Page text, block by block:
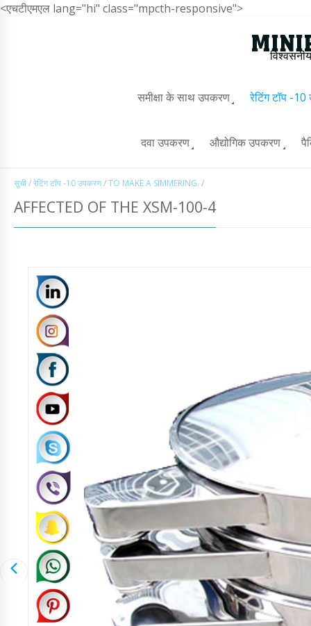
<एचटीएमएल lang="hi" class="mpcth-responsive">
समीक्षा के साथ उपकरण रेटिंग टॉप -
दवा उपकरण औद्योगिक उपकरण
सूची/रेटिंग टॉप -10 उपकरण/TO MAKE A SIMMERING. /
AFFECTED OF THE XSM-100-4